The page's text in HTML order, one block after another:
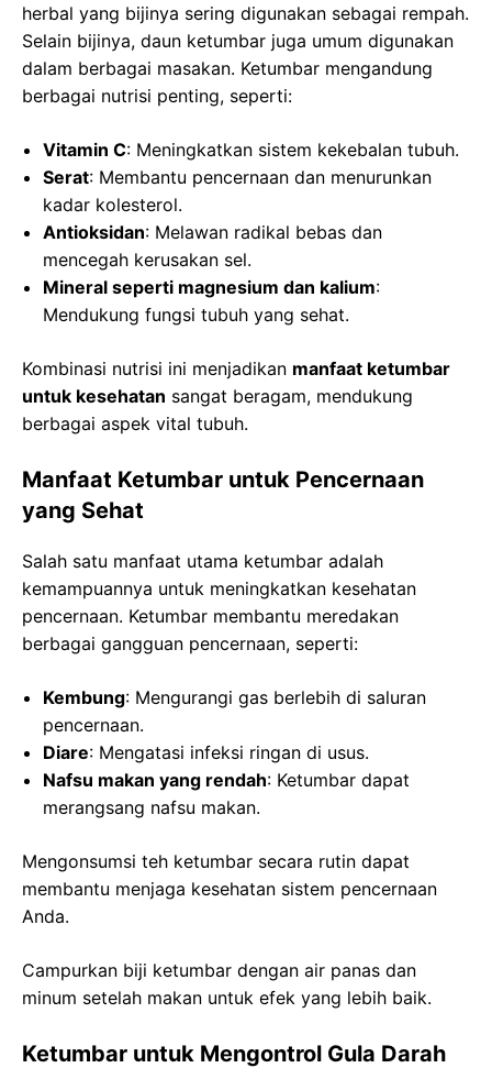
herbal yang bijinya sering digunakan sebagai rempah.
Selain bijinya, daun ketumbar juga umum digunakan
dalam berbagai masakan. Ketumbar mengandung
berbagai nutrisi penting, seperti:
Vitamin C: Meningkatkan sistem kekebalan tubuh.
Serat: Membantu pencernaan dan menurunkan
kadar kolesterol.
Antioksidan: Melawan radikal bebas dan
mencegah kerusakan sel.
Mineral seperti magnesium dan kalium:
Mendukung fungsi tubuh yang sehat.
Kombinasi nutrisi ini menjadikan manfaat ketumbar
untuk kesehatan sangat beragam, mendukung
berbagai aspek vital tubuh.
Manfaat Ketumbar untuk Pencernaan
yang Sehat
Salah satu manfaat utama ketumbar adalah
kemampuannya untuk meningkatkan kesehatan
pencernaan. Ketumbar membantu meredakan
berbagai gangguan pencernaan, seperti:
Kembung: Mengurangi gas berlebih di saluran
pencernaan.
Diare: Mengatasi infeksi ringan di usus.
Nafsu makan yang rendah: Ketumbar dapat
merangsang nafsu makan.
Mengonsumsi teh ketumbar secara rutin dapat
membantu menjaga kesehatan sistem pencernaan
Anda.
Campurkan biji ketumbar dengan air panas dan
minum setelah makan untuk efek yang lebih baik.
Ketumbar untuk Mengontrol Gula Darah